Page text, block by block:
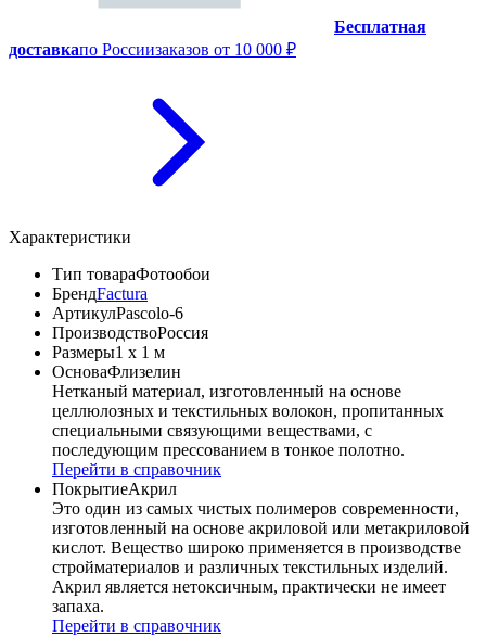
Бесплатная
доставкапо Россиизаказов от 10 000 ₽
Характеристики
Тип товараФотообои
БрендFactura
АртикулPascolo-6
ПроизводствоРоссия
Размеры1 x 1 м
ОсноваФлизелин
Нетканый материал, изготовленный на основе
целлюлозных и текстильных волокон, пропитанных
специальными связующими веществами, с
последующим прессованием в тонкое полотно.
Перейти в справочник
ПокрытиеАкрил
Это один из самых чистых полимеров современности,
изготовленный на основе акриловой или метакриловой
кислот. Вещество широко применяется в производстве
стройматериалов и различных текстильных изделий.
Акрил является нетоксичным, практически не имеет
запаха.
Перейти в справочник